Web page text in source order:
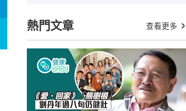
熱門文章 查看更多